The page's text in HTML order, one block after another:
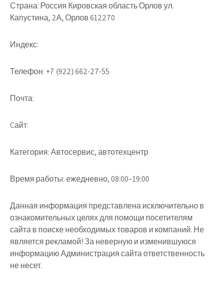
Страна: Россия Кировская область Орлов ул.
Капустина, 2А, Орлов 612270
Индекс:
Телефон: +7 (922) 662-27-55
Почта:
Cайт:
Категория:Автосервис, автотехцентр
Время работы:ежедневно, 08:00–19:00
Данная информация представлена исключительно в
ознакомительных целях для помощи посетителям
сайта в поиске необходимых товаров и компаний. Не
является рекламой! За неверную и изменившуюся
информацию Администрация сайта ответственность
не несет.